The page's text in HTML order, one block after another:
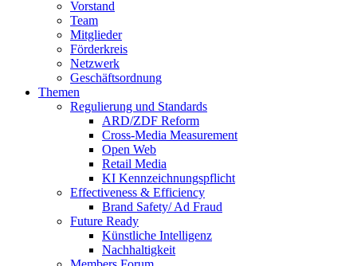
Vorstand
Team
Mitglieder
Förderkreis
Netzwerk
Geschäftsordnung
Themen
Regulierung und Standards
ARD/ZDF Reform
Cross-Media Measurement
Open Web
Retail Media
KI Kennzeichnungspflicht
Effectiveness & Efficiency
Brand Safety/ Ad Fraud
Future Ready
Künstliche Intelligenz
Nachhaltigkeit